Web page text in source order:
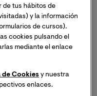
resulta del
a grado tal que
sus problemas de
hacen imposible que
de tus hábitos de
y la información
de cursos).
cookies pulsando el
mediante el enlace
de Cookies y nuestra
enlaces.